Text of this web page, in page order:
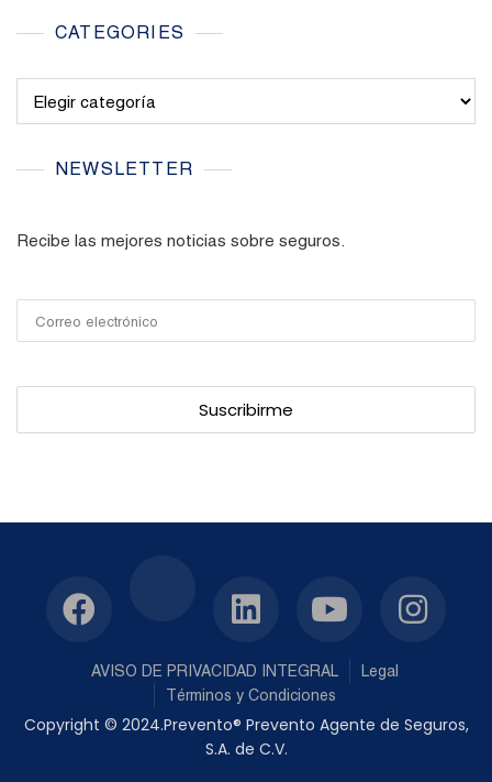
CATEGORIES
NEWSLETTER
Recibe las mejores noticias sobre seguros.
AVISO DE PRIVACIDAD INTEGRAL
Legal
Términos y Condiciones
Copyright © 2024.Prevento® Prevento Agente de Seguros,
S.A. de C.V.